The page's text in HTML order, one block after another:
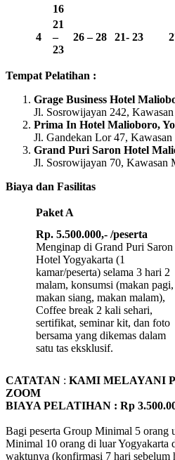
16
4
21
–
23
26 – 28 21- 23
Tempat Pelatihan :
Grage Business Hotel
Jl. Sosrowijayan 242,
Prima In Hotel Malioboro,
Jl. Gandekan Lor 47,
Grand Puri Saron Hotel
Jl. Sosrowijayan 70, Kawasan
Biaya dan Fasilitas
Paket A
Rp. 5.500.000,- /peserta
Menginap di Grand Puri Saron
Hotel Yogyakarta (1
kamar/peserta) selama 3 hari 2
malam, konsumsi (makan pagi,
makan siang, makan malam),
Coffee break 2 kali sehari,
sertifikat, seminar kit, dan foto
bersama yang dikemas dalam
satu tas eksklusif.
CATATAN : KAMI MELAYANI
ZOOM
BIAYA PELATIHAN : Rp
Bagi peserta Group Minimal 5 orang
Minimal 10 orang di luar Yogyakarta
waktunya (konfirmasi 7 hari sebelum